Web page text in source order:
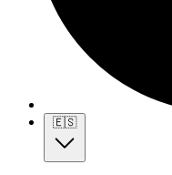
🇪🇸